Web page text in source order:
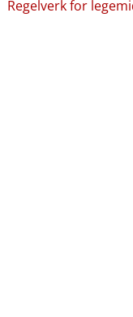
Regelverk for